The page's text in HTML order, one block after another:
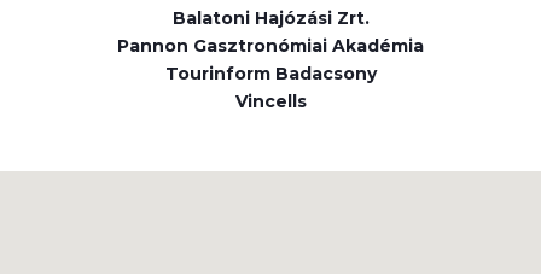
Balatoni Hajózási Zrt.
Pannon Gasztronómiai Akadémia
Tourinform Badacsony
Vincells